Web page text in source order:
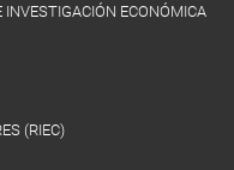
ECONÓMICA
(RIEC)